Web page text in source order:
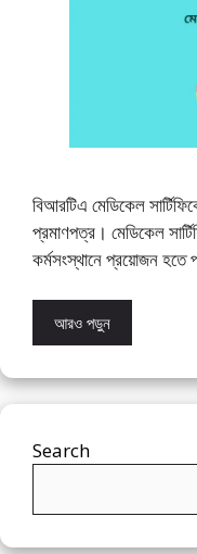
বিআরটিএ মেডিকেল
প্রমাণপত্র। মেডিকেল
কর্মসংস্থানে প্রয়োজন হতে
আরও পড়ুন
Search